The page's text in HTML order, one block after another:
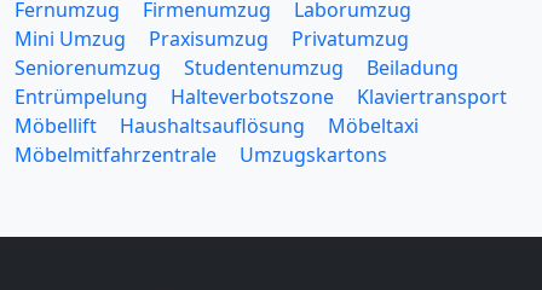
Fernumzug
Firmenumzug
Laborumzug
Mini Umzug
Praxisumzug
Privatumzug
Seniorenumzug
Studentenumzug
Beiladung
Entrümpelung
Halteverbotszone
Klaviertransport
Möbellift
Haushaltsauflösung
Möbeltaxi
Möbelmitfahrzentrale
Umzugskartons